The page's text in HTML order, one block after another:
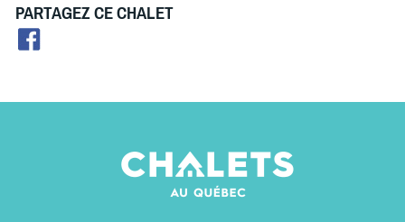
PARTAGEZ CE CHALET